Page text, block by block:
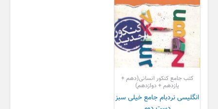
کتب جامع کنکور انسانی(دهم +
یازدهم + دوازدهم)
انگلیسی نردبام جامع خیلی سبز